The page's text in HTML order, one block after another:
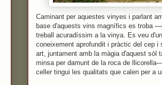
Caminant per aquestes vinyes i parlant
base d'aquests vins magnífics es troba
treball acuradíssim a la vinya. Es veu
coneixement aprofundit i pràctic del cep i
art, juntament amb la màgia d'aquest sòl
minsa per damunt de la roca de
celler tingui les qualitats que calen per a